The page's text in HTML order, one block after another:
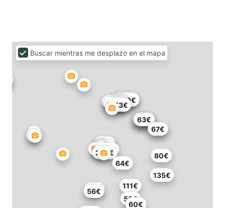
64€
289€
232€
80€
64€
111€
68€
56€
75€371€
126€200€
153€
216€240€
126€
153€
53€
60€
135€
80€
55€
67€
80€
81€
90€
63€
Buscar mientras me desplazo en el mapa